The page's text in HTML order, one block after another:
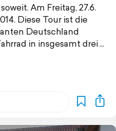
Am Freitag, 27.6.
Diese Tour ist die
Deutschland
in insgesamt drei